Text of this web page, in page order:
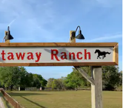
hóspedes